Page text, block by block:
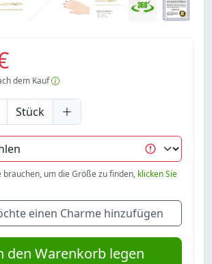
dem Kauf
Stück
brauchen, um die Größe zu finden, klicken Sie
einen Charme hinzufügen
den Warenkorb legen